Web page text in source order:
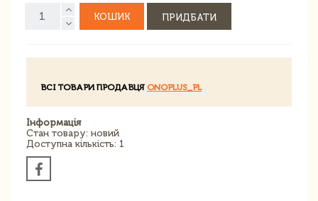
КОШИК ПРИДБАТИ
ВСІ ТОВАРИ ПРОДАВЦЯ ONOPLUS_PL
Інформація
Стан товару: новий
Доступна кількість: 1